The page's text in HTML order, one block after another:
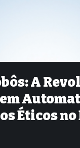
A
Éticos